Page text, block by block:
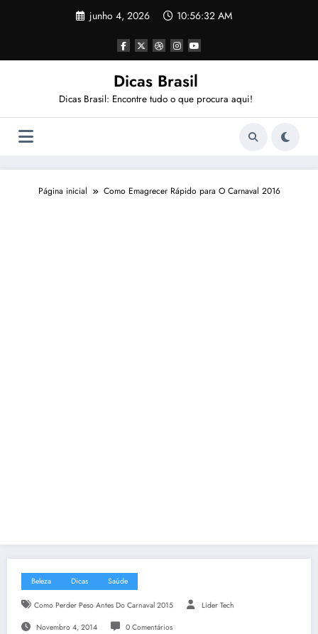
junho 4, 2026 10:56:33 AM
Dicas Brasil
Dicas Brasil: Encontre tudo o que procura aqui!
Página inicial Como Emagrecer Rápido para O Carnaval 2016
Beleza Dicas Saúde
Como Perder Peso Antes Do Carnaval 2015 Lider Tech
Novembro 4, 2014 0 Comentários